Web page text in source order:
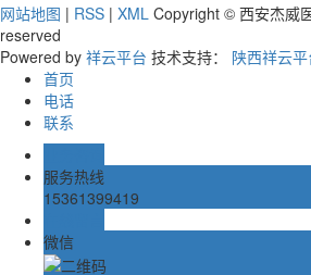
网站地图 | RSS | XML Copyright © 西安杰威
reserved
Powered by 祥云平台 技术支持： 陕西祥云平
首页
电话
联系
服务热线
15361399419
微信